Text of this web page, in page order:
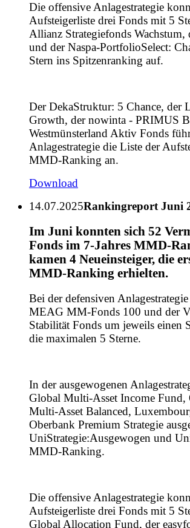
Die offensive Anlagestrategie
Aufsteigerliste drei Fonds mit 5
Allianz Strategiefonds
und der Naspa-PortfolioSelect:
Stern ins Spitzenranking auf.
Der DekaStruktur: 5 Chance, der
Growth, der nowinta - PRIMUS
Westmünsterland Aktiv Fonds
Anlagestrategie die Liste der
MMD-Ranking an.
Download
14.07.2025Rankingreport Juni
Im Juni konnten sich 52
Fonds im 7-Jahres MMD-
kamen 4 Neueinsteiger, die
MMD-Ranking erhielten.
Bei der defensiven
MEAG MM-Fonds 100 und der
Stabilität Fonds um jeweils einen
die maximalen 5 Sterne.
In der ausgewogenen
Global Multi-Asset Income Fund,
Multi-Asset Balanced,
Oberbank Premium Strategie
UniStrategie:Ausgewogen und
MMD-Ranking.
Die offensive Anlagestrategie
Aufsteigerliste drei Fonds mit 5
Global Allocation Fund, der